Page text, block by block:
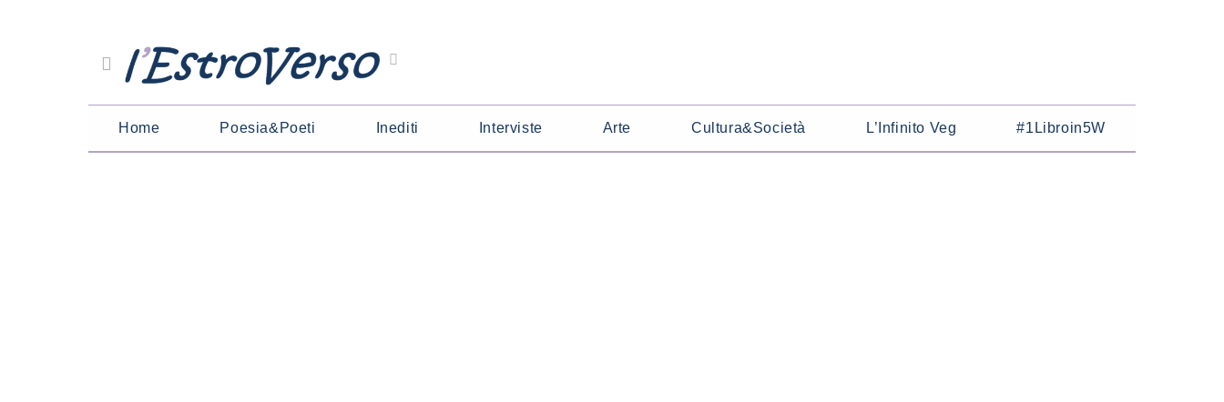
Home Poesia&Poeti Inediti Interviste Arte Cultura&Società L’Infinito Veg #1Libroin5W